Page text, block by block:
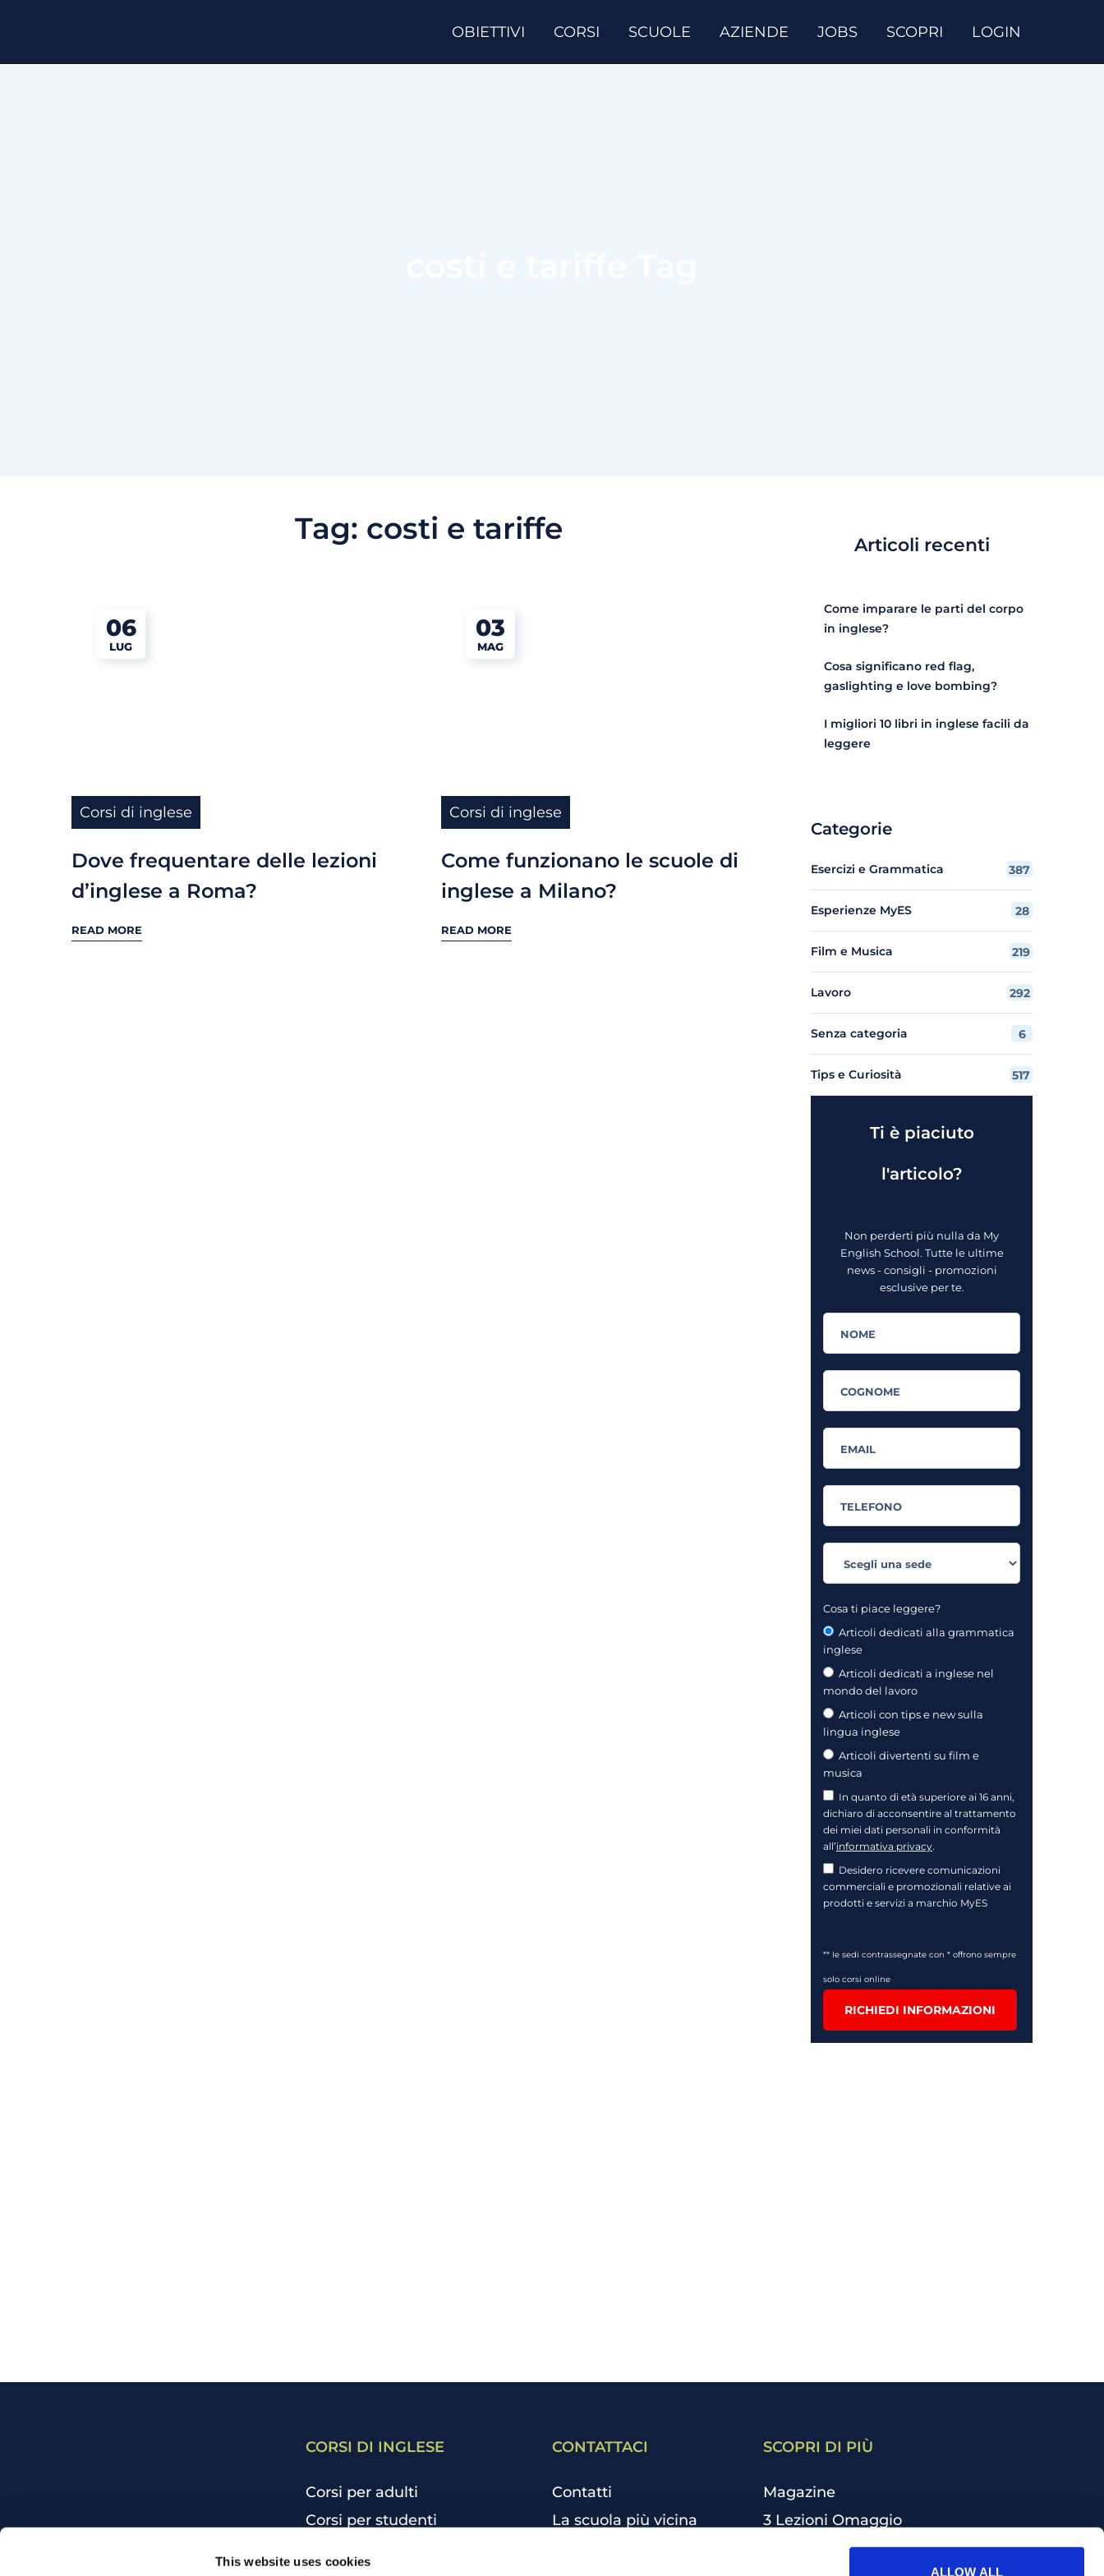
This website uses cookies
ALLOW ALL
OBIETTIVI CORSI SCUOLE AZIENDE JOBS SCOPRI LOGIN
Tag: costi e tariffe
06
LUG
Corsi di inglese
Dove frequentare delle lezioni
d’inglese a Roma?
READ MORE
03
MAG
Corsi di inglese
Come funzionano le scuole di
inglese a Milano?
READ MORE
Articoli recenti
Come imparare le parti del corpo
in inglese?
Cosa significano red flag,
gaslighting e love bombing?
I migliori 10 libri in inglese facili da
leggere
Categorie
Esercizi e Grammatica 387
Esperienze MyES 28
Film e Musica 219
Lavoro 292
Senza categoria 6
Tips e Curiosità 517
Ti è piaciuto
l'articolo?
Non perderti più nulla da My
English School. Tutte le ultime
news - consigli - promozioni
esclusive per te.
Cosa ti piace leggere?
Articoli dedicati alla grammatica
inglese
Articoli dedicati a inglese nel
mondo del lavoro
Articoli con tips e new sulla
lingua inglese
Articoli divertenti su film e
musica
In quanto di età superiore ai 16 anni,
dichiaro di acconsentire al trattamento
dei miei dati personali in conformità
all’informativa privacy.
Desidero ricevere comunicazioni
commerciali e promozionali relative ai
prodotti e servizi a marchio MyES
** le sedi contrassegnate con * offrono sempre
solo corsi online
RICHIEDI INFORMAZIONI
CORSI DI INGLESE
Corsi per adulti
Corsi per studenti
CONTATTACI
Contatti
La scuola più vicina
SCOPRI DI PIÙ
Magazine
3 Lezioni Omaggio